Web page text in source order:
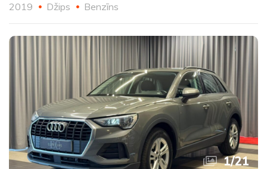
2019 Džips Benzīns
1/21